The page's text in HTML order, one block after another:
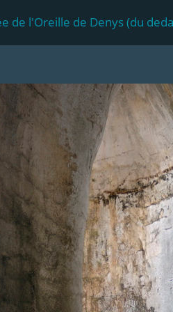
de l'Oreille de Denys (du